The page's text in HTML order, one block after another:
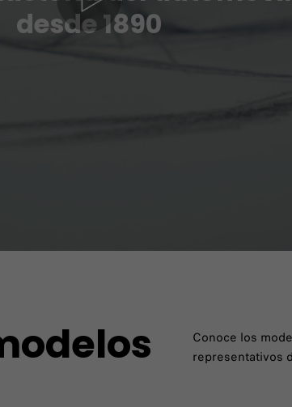
desde 1890
Conoce los
representativos